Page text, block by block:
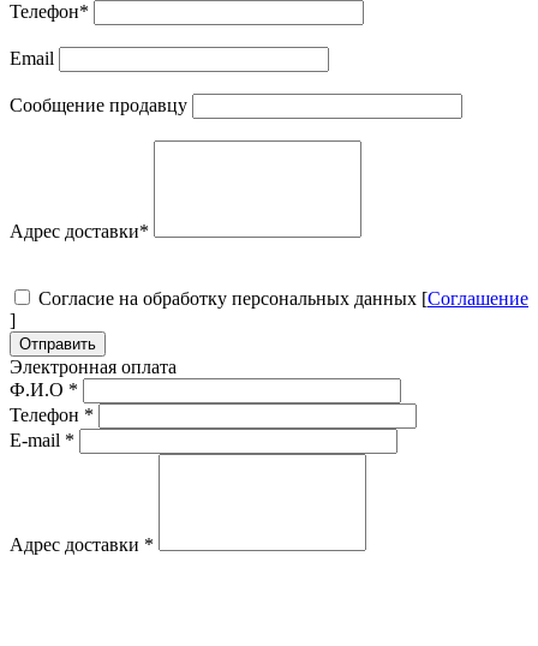
Телефон*
Email
Сообщение продавцу
Адрес доставки*
Согласие на обработку персональных данных [Соглашение
]
Отправить
Электронная оплата
Ф.И.О *
Телефон *
E-mail *
Адрес доставки *